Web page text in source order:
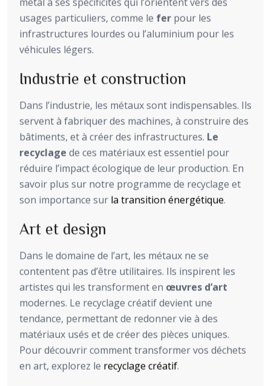
usages particuliers, comme le fer pour les
infrastructures lourdes ou l’aluminium pour les
véhicules légers.
Industrie et construction
Dans l’industrie, les métaux sont indispensables. Ils
servent à fabriquer des machines, à construire des
bâtiments, et à créer des infrastructures. Le
recyclage de ces matériaux est essentiel pour
réduire l’impact écologique de leur production. En
savoir plus sur notre programme de recyclage et
son importance sur la transition énergétique.
Art et design
Dans le domaine de l’art, les métaux ne se
contentent pas d’être utilitaires. Ils inspirent les
artistes qui les transforment en œuvres d’art
modernes. Le recyclage créatif devient une
tendance, permettant de redonner vie à des
matériaux usés et de créer des pièces uniques.
Pour découvrir comment transformer vos déchets
en art, explorez le recyclage créatif.